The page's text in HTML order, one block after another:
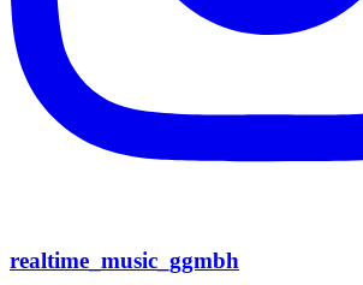
realtime_music_ggmbh